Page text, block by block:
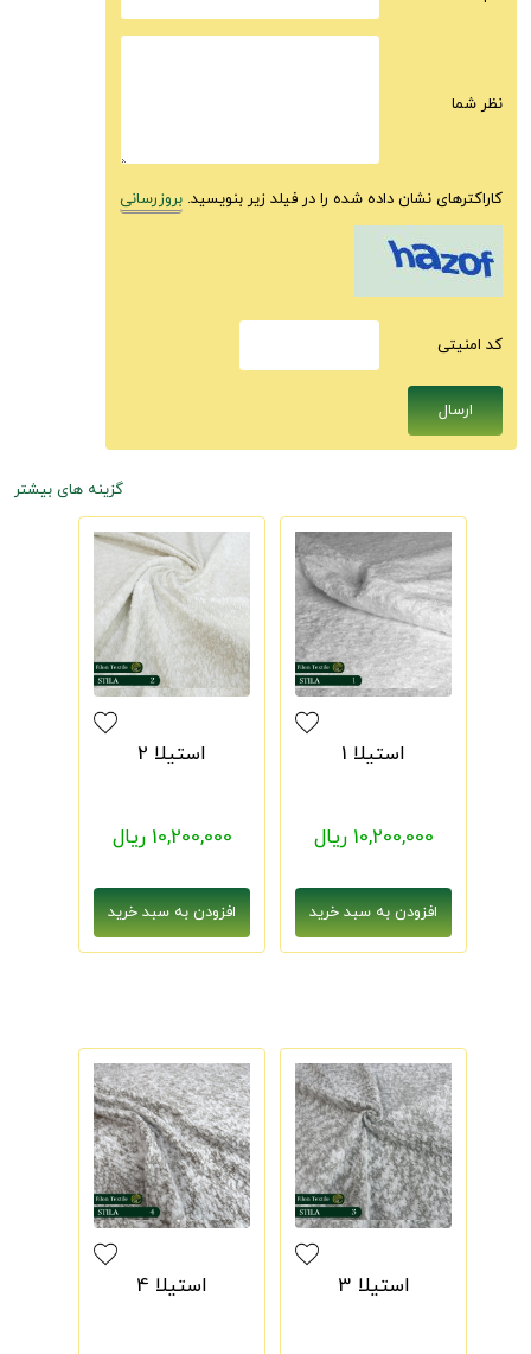
نظر شما
کاراکترهای نشان داده شده را در فیلد زیر بنویسید. بروزرسانی
كد امنيتى
گزینه های بیشتر
استیلا 1
10,200,000 ریال
استیلا 2
10,200,000 ریال
استیلا 3 استیلا 4